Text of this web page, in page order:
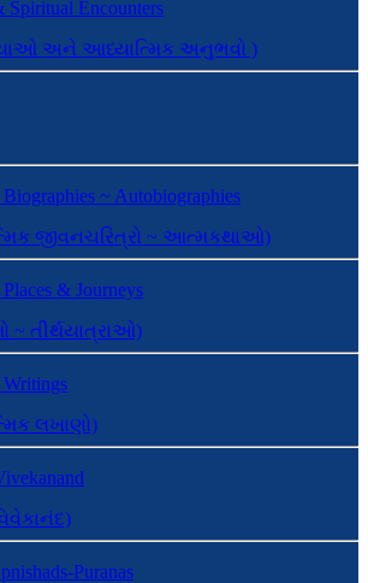
Spiritual Encounters
અને આધ્યાત્મિક અનુભવો )
~ Autobiographies
જીવનચરિત્રો ~ આત્મકથાઓ)
& Journeys
~ તીર્થયાત્રાઓ)
લખાણો)
Puranas